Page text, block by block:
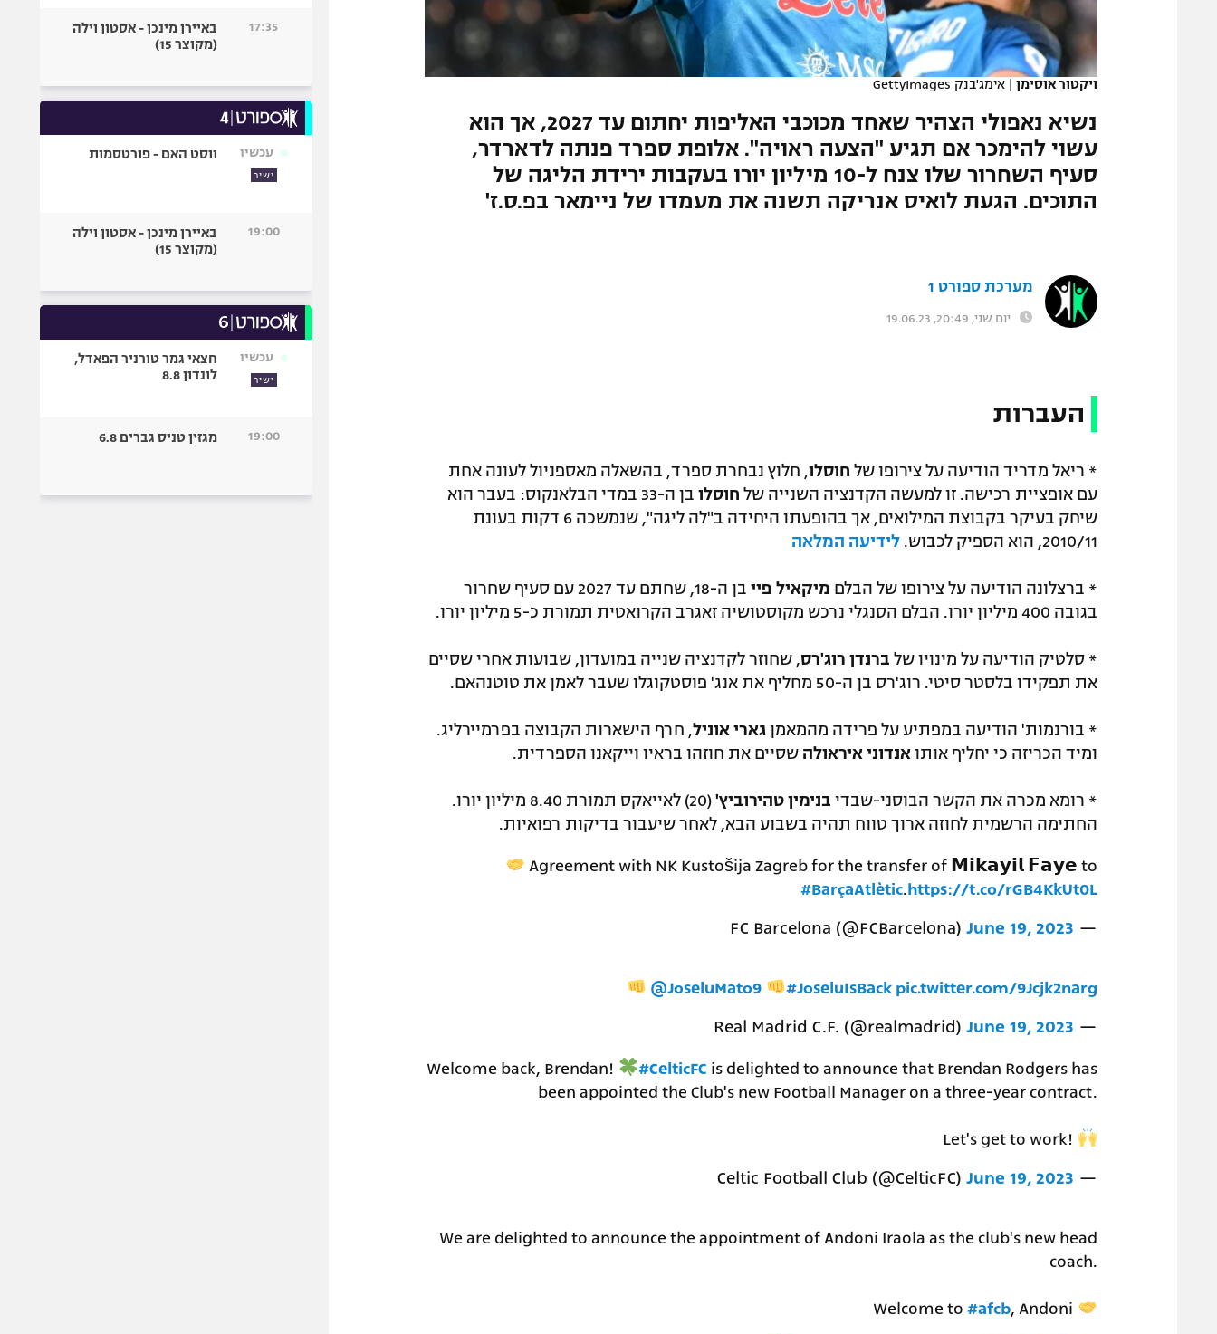
המגזין
ויקטור אוסימן | אימג'בנק GettyImages
נשיא נאפולי הצהיר שאחד מכוכבי האליפות יחתום עד 2027, אך הוא
עשוי להימכר אם תגיע "הצעה ראויה". אלופת ספרד פנתה לדארדר,
סעיף השחרור שלו צנח ל-10 מיליון יורו בעקבות ירידת הליגה של
התוכים. הגעת לואיס אנריקה תשנה את מעמדו של ניימאר בפ.ס.ז'
מערכת ספורט 1
יום שני, 20:49, 19.06.23
העברות
* ריאל מדריד הודיעה על צירופו של חוסלו, חלוץ נבחרת ספרד, בהשאלה מאספניול לעונה אחת
עם אופציית רכישה. זו למעשה הקדנציה השנייה של חוסלו
בן ה-33 במדי הבלאנקוס: בעבר הוא
שיחק בעיקר בקבוצת המילואים, אך בהופעתו היחידה ב"לה ליגה", שנמשכה 6 דקות בעונת
2010/11, הוא הספיק לכבוש.
לידיעה המלאה
* ברצלונה הודיעה על צירופו של הבלם מיקאיל פיי
בן ה-18, שחתם עד 2027 עם סעיף שחרור
בגובה 400 מיליון יורו. הבלם הסנגלי נרכש מקוסטושיה זאגרב הקרואטית תמורת כ-5 מיליון יורו.
* סלטיק הודיעה על מינויו של ברנדן רוג'רס, שחוזר לקדנציה שנייה במועדון, שבועות אחרי שסיים
את תפקידו בלסטר סיטי. רוג'רס בן ה-50 מחליף את אנג' פוסטקוגלו שעבר לאמן את טוטנהאם.
* בורנמות' הודיעה במפתיע על פרידה מהמאמן גארי אוניל, חרף הישארות הקבוצה בפרמיירליג.
ומיד הכריזה כי יחליף אותו אנדוני איראולה שסיים את חוזהו בראיו וייקאנו הספרדית.
* רומא מכרה את הקשר הבוסני-שבדי בנימין טהירוביץ'
(20) לאייאקס תמורת 8.40 מיליון יורו.
החתימה הרשמית לחוזה ארוך טווח תהיה בשבוע הבא, לאחר שיעבור בדיקות רפואיות.
Agreement with NK Kustošija Zagreb for the transfer of 𝗠𝗶𝗸𝗮𝘆𝗶𝗹 𝗙𝗮𝘆𝗲 to
#BarçaAtlètic.https://t.co/rGB4KkUt0L
— FC Barcelona (@FCBarcelona)
June 19, 2023
@JoseluMato9 #JoseluIsBack pic.twitter.com/9Jcjk2narg
— Real Madrid C.F. (@realmadrid)
June 19, 2023
Welcome back, Brendan! #CelticFC is delighted to announce that Brendan Rodgers has
been appointed the Club's new Football Manager on a three-year contract.
Let's get to work!
— Celtic Football Club (@CelticFC)
June 19, 2023
We are delighted to announce the appointment of Andoni Iraola as the club's new head
coach.
Welcome to#afcb, Andoni
17:35
באיירן מינכן - אסטון וילה
(מקוצר 15)
עכשיו
ישיר
ווסט האם - פורטסמות
19:00
באיירן מינכן - אסטון וילה
(מקוצר 15)
עכשיו
ישיר
חצאי גמר טורניר הפאדל,
לונדון 8.8
19:00 מגזין טניס גברים 6.8